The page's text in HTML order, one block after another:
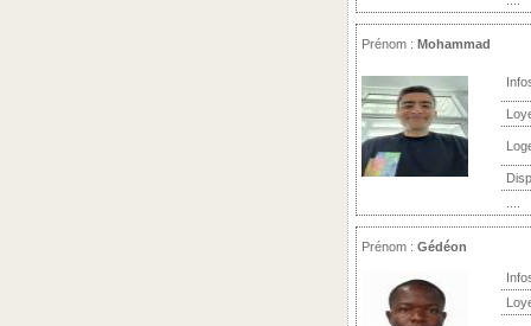
Prénom : Mohammad
Prénom : Gédéon